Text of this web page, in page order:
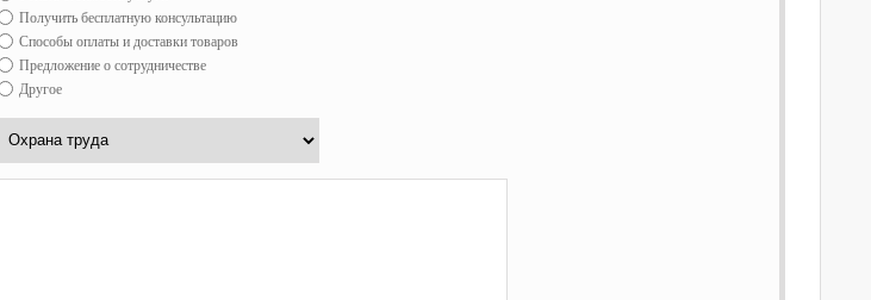
Получить бесплатную консультацию
Способы оплаты и доставки товаров
Предложение о сотрудничестве
Другое